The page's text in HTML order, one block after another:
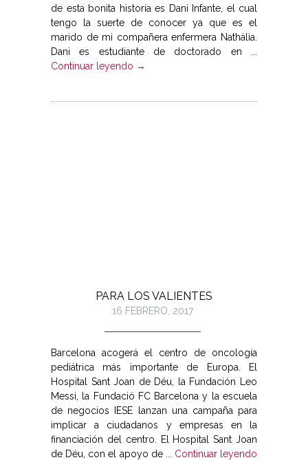
de esta bonita historia es Dani Infante, el cual
tengo la suerte de conocer ya que es el
marido de mi compañera enfermera Nathália.
Dani es estudiante de doctorado en ...
Continuar leyendo →
PARA LOS VALIENTES
16 FEBRERO, 2017
Barcelona acogerá el centro de oncología
pediátrica más importante de Europa. El
Hospital Sant Joan de Déu, la Fundación Leo
Messi, la Fundació FC Barcelona y la escuela
de negocios IESE lanzan una campaña para
implicar a ciudadanos y empresas en la
financiación del centro. El Hospital Sant Joan
de Déu, con el apoyo de ... Continuar leyendo